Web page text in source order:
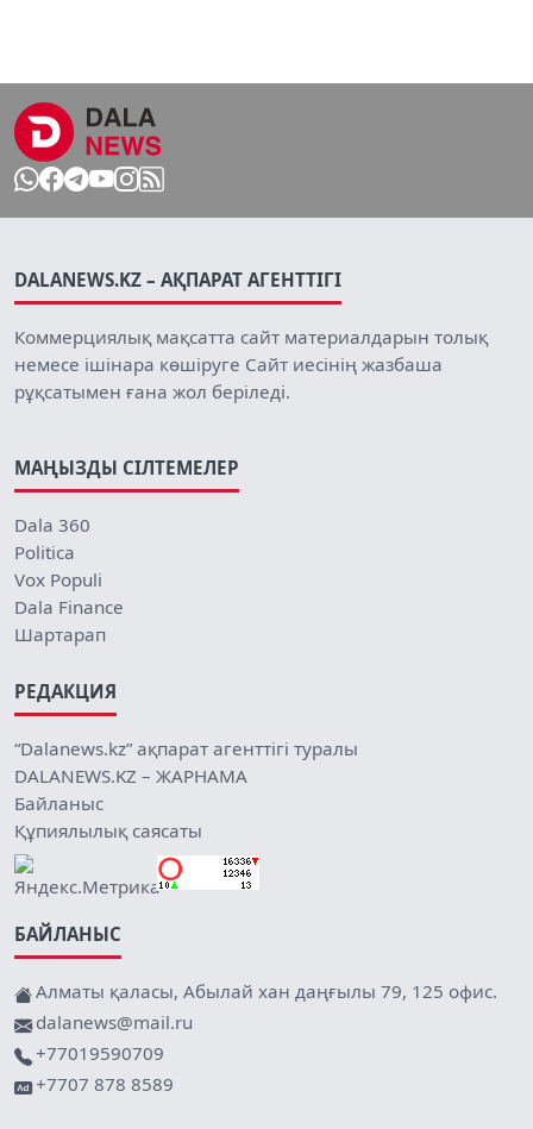
DALANEWS.KZ – АҚПАРАТ АГЕНТТІГІ
Коммерциялық мақсатта сайт материалдарын толық
немесе ішінара көшіруге Сайт иесінің жазбаша
рұқсатымен ғана жол беріледі.
МАҢЫЗДЫ СІЛТЕМЕЛЕР
Dala 360
Politica
Vox Populi
Dala Finance
Шартарап
РЕДАКЦИЯ
“Dalanews.kz” ақпарат агенттігі туралы
DALANEWS.KZ – ЖАРНАМА
Байланыс
Құпиялылық саясаты
БАЙЛАНЫС
Алматы қаласы, Абылай хан даңғылы 79, 125 офис.
dalanews@mail.ru
+77019590709
+7707 878 8589